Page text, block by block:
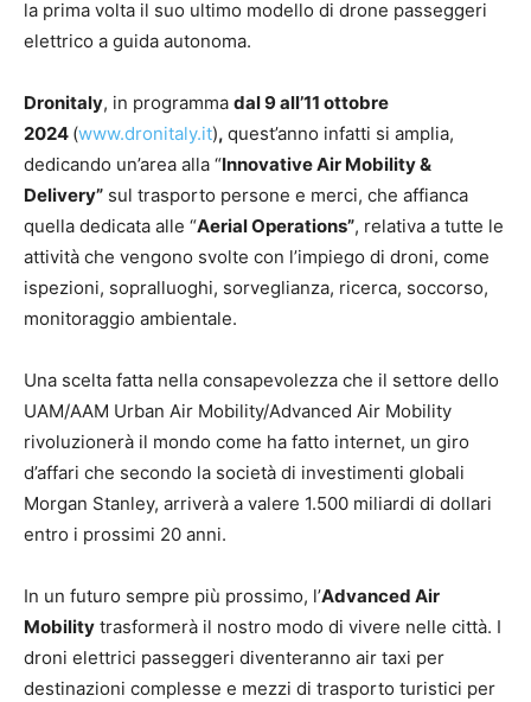
la prima volta il suo ultimo modello di drone passeggeri
elettrico a guida autonoma.
Dronitaly, in programma dal 9 all’11 ottobre
2024 (www.dronitaly.it), quest’anno infatti si amplia,
dedicando un’area alla “Innovative Air Mobility &
Delivery” sul trasporto persone e merci, che affianca
quella dedicata alle “Aerial Operations”, relativa a tutte le
attività che vengono svolte con l’impiego di droni, come
ispezioni, sopralluoghi, sorveglianza, ricerca, soccorso,
monitoraggio ambientale.
Una scelta fatta nella consapevolezza che il settore dello
UAM/AAM Urban Air Mobility/Advanced Air Mobility
rivoluzionerà il mondo come ha fatto internet, un giro
d’affari che secondo la società di investimenti globali
Morgan Stanley, arriverà a valere 1.500 miliardi di dollari
entro i prossimi 20 anni.
In un futuro sempre più prossimo, l’Advanced Air
Mobility trasformerà il nostro modo di vivere nelle città. I
droni elettrici passeggeri diventeranno air taxi per
destinazioni complesse e mezzi di trasporto turistici per